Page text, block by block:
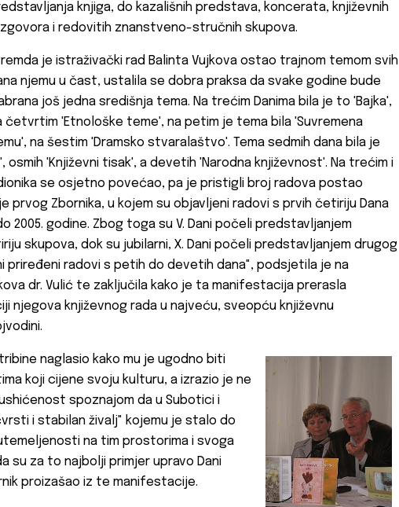
knjiga, do kazališnih predstava, koncerata, književnih
i redovitih znanstveno-stručnih skupova.
je istraživački rad Balinta Vujkova ostao trajnom temom svih
njemu u čast, ustalila se dobra praksa da svake godine bude
još jedna središnja tema. Na trećim Danima bila je to 'Bajka',
četvrtim 'Etnološke teme', na petim je tema bila 'Suvremena
na šestim 'Dramsko stvaralaštvo'. Tema sedmih dana bila je
osmih 'Književni tisak', a devetih 'Narodna književnost'. Na trećim i
se osjetno povećao, pa je pristigli broj radova postao
prvog Zbornika, u kojem su objavljeni radovi s prvih četiriju Dana
2005. godine. Zbog toga su V. Dani počeli predstavljanjem
skupova, dok su jubilarni, X. Dani počeli predstavljanjem drugog
priređeni radovi s petih do devetih dana", podsjetila je na
dr. Vulić te zaključila kako je ta manifestacija prerasla
njegova književnog rada u najveću, sveopću književnu
naglasio kako mu je ugodno biti
koji cijene svoju kulturu, a izrazio je ne
spoznajom da u Subotici i
i stabilan živalj" kojemu je stalo do
na tim prostorima i svoga
za to najbolji primjer upravo Dani
proizašao iz te manifestacije.